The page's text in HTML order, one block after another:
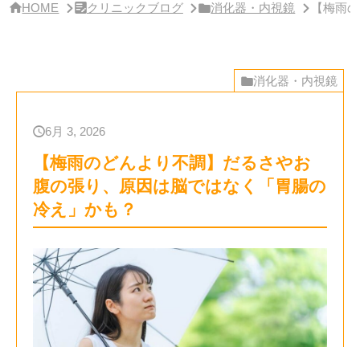
HOME クリニックブログ 消化器・内視鏡 【梅雨
消化器・内視鏡
6月 3, 2026
【梅雨のどんより不調】だるさやお
腹の張り、原因は脳ではなく「胃腸の
冷え」かも？